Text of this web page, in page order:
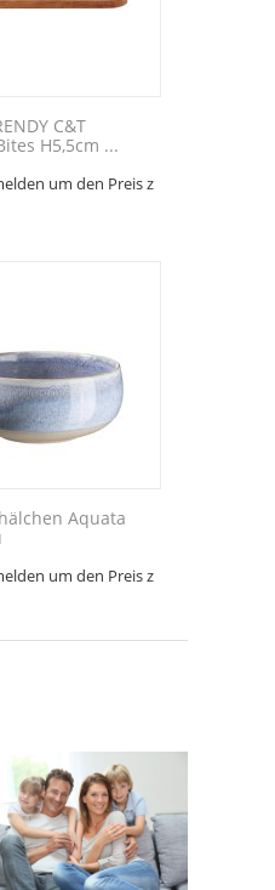
C&T
H5,5cm ...
um den Preis z
Aquata
um den Preis z